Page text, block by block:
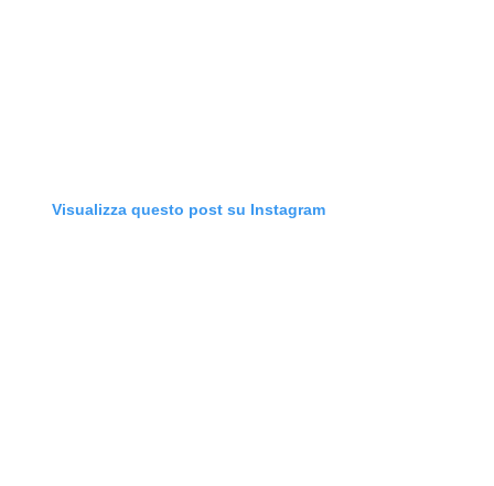
Visualizza questo post su Instagram